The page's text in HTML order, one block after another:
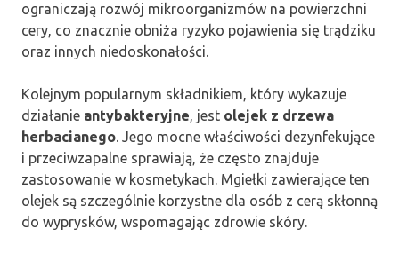
ograniczają rozwój mikroorganizmów na powierzchni
cery, co znacznie obniża ryzyko pojawienia się trądziku
oraz innych niedoskonałości.
Kolejnym popularnym składnikiem, który wykazuje
działanie antybakteryjne, jest olejek z drzewa
herbacianego. Jego mocne właściwości dezynfekujące
i przeciwzapalne sprawiają, że często znajduje
zastosowanie w kosmetykach. Mgiełki zawierające ten
olejek są szczególnie korzystne dla osób z cerą skłonną
do wyprysków, wspomagając zdrowie skóry.